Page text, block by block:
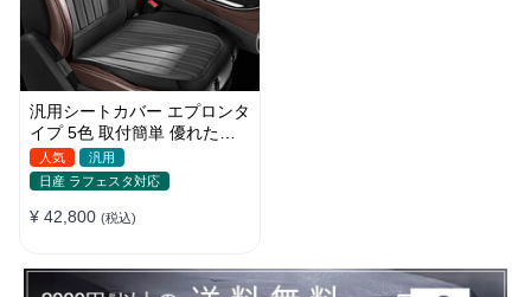
汎用シートカバー エプロンタ
イプ 5色 取付簡単 優れた耐
摩耗性 おしゃれ 軽/普自動車
人気
汎用
日産 ラフェスタ対応
¥ 42,800 (税込)